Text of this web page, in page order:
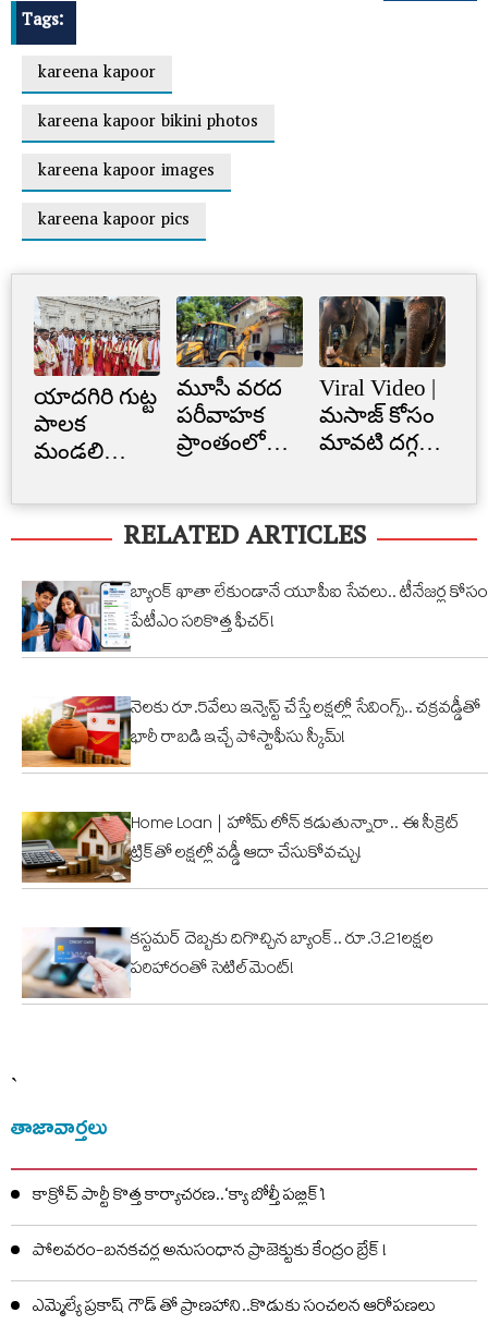
Tags:
kareena kapoor
kareena kapoor bikini photos
kareena kapoor images
kareena kapoor pics
యాదగిరి గుట్ట
పాలక
మండలి
స్వీకారం
మూసీ వరద
పరీవాహక
ప్రాంతంలో
నిర్మాణం..
నార్సింగిలో
స్కూల్‌
భవనం
కూల్చివేత
Viral Video |
మసాజ్ కోసం
మావటి దగ్గర
ఏనుగు..
క్యూట్
వీడియో
వైరల్!
RELATED ARTICLES
బ్యాంక్ ఖాతా లేకుండానే యూపీఐ సేవలు.. టీనేజర్ల కోసం
పేటీఎం సరికొత్త ఫీచర్!
నెలకు రూ.5వేలు ఇన్వెస్ట్ చేస్తే లక్షల్లో సేవింగ్స్.. చక్రవడ్డీతో
భారీ రాబడి ఇచ్చే పోస్టాఫీసు స్కీమ్!
Home Loan | హోమ్ లోన్ కడుతున్నారా.. ఈ సీక్రెట్
ట్రిక్‌తో లక్షల్లో వడ్డీ ఆదా చేసుకోవచ్చు!
కస్టమర్ దెబ్బకు దిగొచ్చిన బ్యాంక్.. రూ.3.21లక్షల
పరిహారంతో సెటిల్‌మెంట్!
`
తాజావార్తలు
కాక్రోచ్ పార్టీ కొత్త కార్యాచరణ..‘క్యా బోల్తీ పబ్లిక్’!
పోలవరం-బనకచర్ల అనుసంధాన ప్రాజెక్టుకు కేంద్రం బ్రేక్ !
ఎమ్మెల్యే ప్రకాష్ గౌడ్ తో ప్రాణహాని..కొడుకు సంచలన ఆరోపణలు